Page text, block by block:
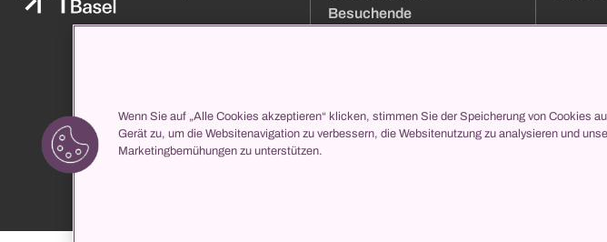
Klinikverzeichnis
propatient
Besuchende
Eintritt
Ihr Aufenthalt bei uns
collegis
Wenn Sie auf „Alle Cookies akzeptieren“ klicken, stimmen Sie der Speicherung von Cookies
Gerät zu, um die Websitenavigation zu verbessern, die Websitenutzung zu analysieren und
Marketingbemühungen zu unterstützen.